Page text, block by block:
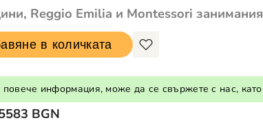
Reggio Emilia и Montessori
в количката
информация, може да се свържете с нас,
BGN